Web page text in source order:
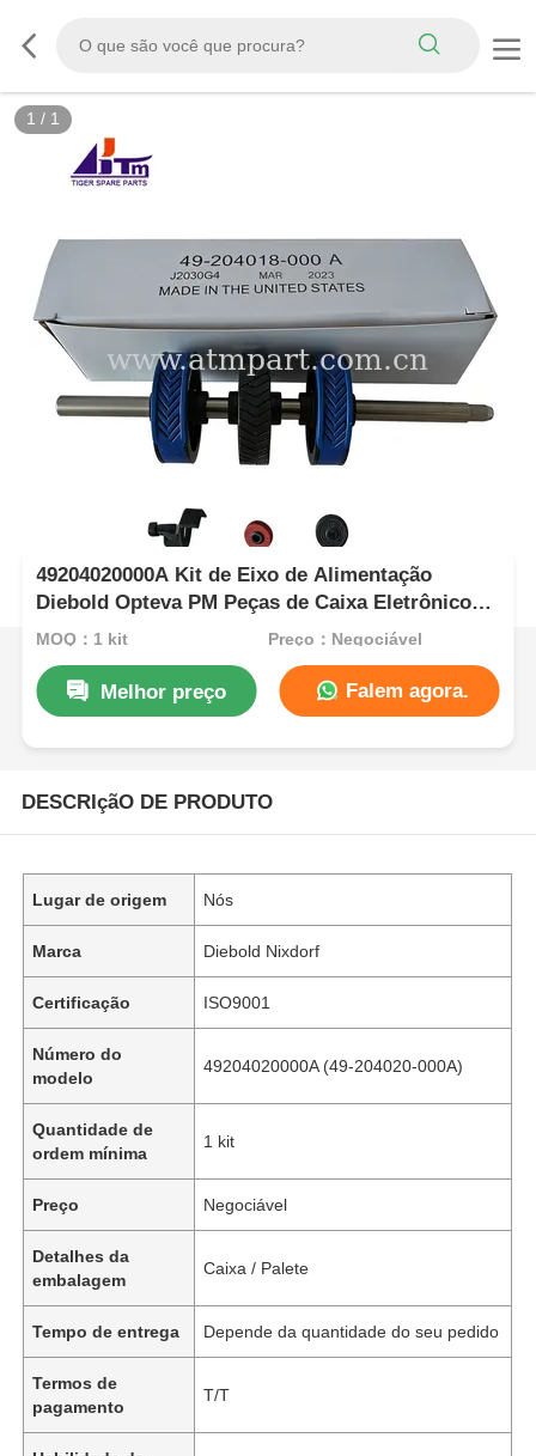
1 / 1
49204020000A Kit de Eixo de Alimentação
Diebold Opteva PM Peças de Caixa Eletrônico
Agressivas
MOQ：1 kit Preço：Negociável
Melhor preço Falem agora.
DESCRIçãO DE PRODUTO
Lugar de origem Nós
Marca Diebold Nixdorf
Certificação ISO9001
Número do
modelo
49204020000A (49-204020-000A)
Quantidade de
ordem mínima
1 kit
Preço Negociável
Detalhes da
embalagem
Caixa / Palete
Tempo de entrega Depende da quantidade do seu pedido
Termos de
pagamento
T/T